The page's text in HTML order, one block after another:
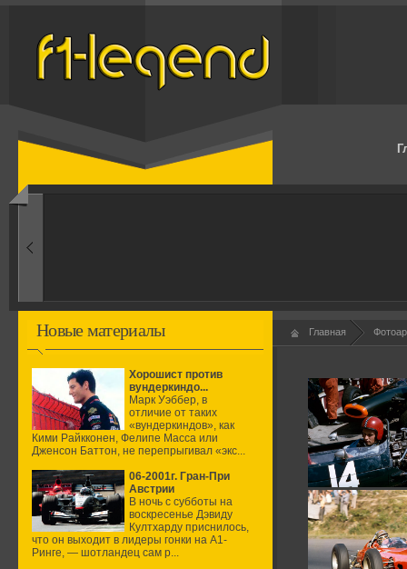
1960-ые
Новые материалы
Хорошист против
вундеркиндо...
Марк Уэббер, в
отличие от таких
«вундеркиндов», как
Кими Райкконен, Фелипе Масса или
Дженсон Баттон, не перепрыгивал «экс...
06-2001г. Гран-При
Австрии
В ночь с субботы на
воскресенье Дэвиду
Култхарду приснилось,
что он выходит в лидеры гонки на А1-
Ринге, — шотландец сам р...
Главная